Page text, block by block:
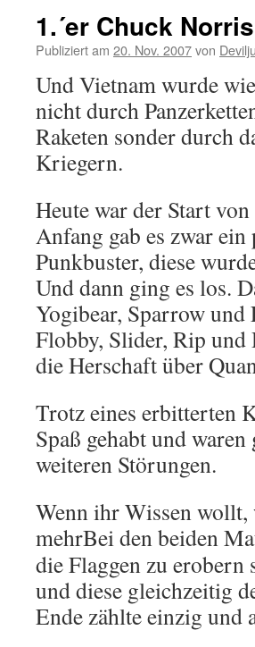
1.´er Chuck
Publiziert am 20. Nov. 2007von
Und Vietnam wurde
nicht durch
Raketen sonder durch
Kriegern.
Heute war der Start
Anfang gab es zwar
Punkbuster, diese
Und dann ging es los.
Yogibear, Sparrow und
Flobby, Slider, Rip und
die Herschaft über
Trotz eines erbitterten
Spaß gehabt und
weiteren Störungen.
Wenn ihr Wissen wollt,
mehrBei den beiden
die Flaggen zu erobern
und diese gleichzeitig
Ende zählte einzig und